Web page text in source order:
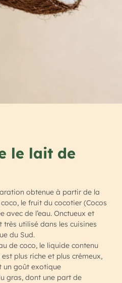
le lait de
obtenue à partir de la
le fruit du cocotier (Cocos
avec de l’eau. Onctueux et
utilisé dans les cuisines
du Sud.
de coco, le liquide contenu
plus riche et plus crémeux,
un goût exotique
gras, dont une part de